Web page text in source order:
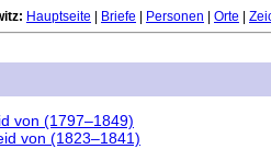
Hauptseite Briefe Personen Orte
von (1797–1849)
von (1823–1841)